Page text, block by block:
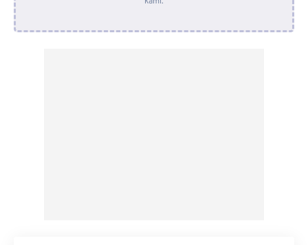
Dari Dropbox